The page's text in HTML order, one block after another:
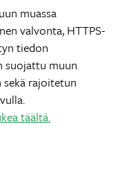
muassa
valvonta, HTTPS-
tiedon
suojattu muun
sekä rajoitetun
täältä.